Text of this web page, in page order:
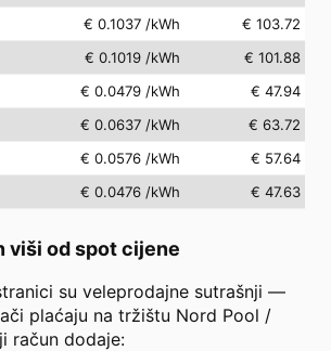
€ 0.1037 /kWh
€ 103.72
€ 0.1019 /kWh
€ 101.88
€ 0.0479 /kWh
€ 47.94
€ 0.0637 /kWh
€ 63.72
€ 0.0576 /kWh
€ 57.64
€ 0.0476 /kWh € 47.63
viši od spot cijene
su veleprodajne sutrašnji —
plaćaju na tržištu Nord Pool /
račun dodaje: